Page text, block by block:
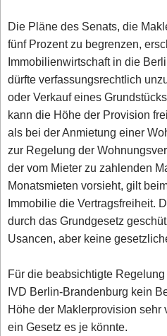
Die Pläne des Senats, die
fünf Prozent zu begrenzen,
Immobilienwirtschaft in die
dürfte verfassungsrechtlich
oder Verkauf eines
kann die Höhe der Provision
als bei der Anmietung einer
zur Regelung der
der vom Mieter zu zahlenden
Monatsmieten vorsieht, gilt
Immobilie die Vertragsfreiheit.
durch das Grundgesetz
Usancen, aber keine
Für die beabsichtigte
IVD Berlin-Brandenburg kein
Höhe der Maklerprovision
ein Gesetz es je könnte.